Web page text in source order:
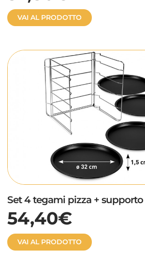
VAI AL PRODOTTO
Set 4 tegami pizza +
54,40€
VAI AL PRODOTTO